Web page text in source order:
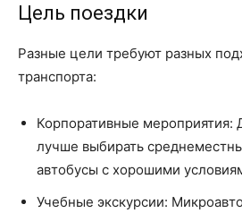
Цель поездки
Разные цели требуют разных
транспорта:
Корпоративные мероприятия:
лучше выбирать
автобусы с хорошими
Учебные экскурсии: